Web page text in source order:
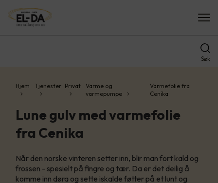
Søk
Hjem Tjenester Privat
Varme og
varmepumpe
Varmefolie fra
Cenika
Lune gulv med varmefolie
fra Cenika
Når den norske vinteren setter inn, blir man fort kald og
frossen - spesielt på fingre og tær. Da er det deilig å
komme inn døra og sette iskalde føtter på et lunt og